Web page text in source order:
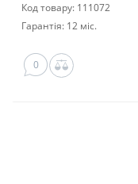
Код товару: 111072
Гарантія: 12 міс.
0